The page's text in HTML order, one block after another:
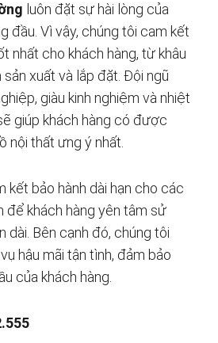
luôn đặt sự hài lòng của
đầu. Vì vậy, chúng tôi cam kết
nhất cho khách hàng, từ khâu
xuất và lắp đặt. Đội ngũ
giàu kinh nghiệm và nhiệt
giúp khách hàng có được
nội thất ưng ý nhất.
kết bảo hành dài hạn cho các
để khách hàng yên tâm sử
dài. Bên cạnh đó, chúng tôi
hậu mãi tận tình, đảm bảo
của khách hàng.